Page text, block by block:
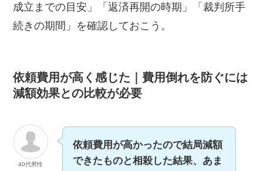
成立までの目安」「返済再開の時期」「裁判所手
続きの期間」を確認しておこう。
依頼費用が高く感じた｜費用倒れを防ぐには
減額効果との比較が必要
40代男性
依頼費用が高かったので結局減額
できたものと相殺した結果、あま